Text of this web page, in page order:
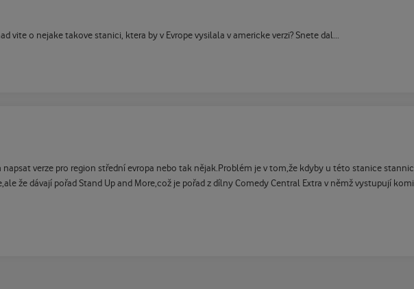
vite o nejake takove stanici, ktera by v Evrope vysilala v americke verzi? Snete dal...
napsat verze pro region střední evropa nebo tak nějak.Problém je v tom,že kdyby u této stanice
že dávají pořad Stand Up and More,což je pořad z dílny Comedy Central Extra v němž vystupují